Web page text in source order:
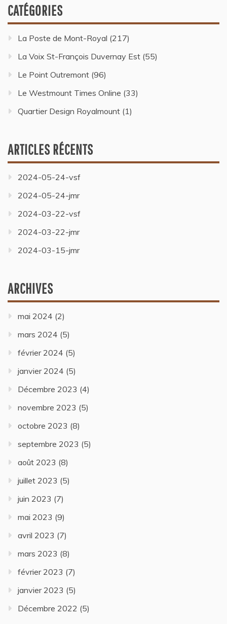
CATÉGORIES
La Poste de Mont-Royal (217)
La Voix St-François Duvernay Est (55)
Le Point Outremont (96)
Le Westmount Times Online (33)
Quartier Design Royalmount (1)
ARTICLES RÉCENTS
2024-05-24-vsf
2024-05-24-jmr
2024-03-22-vsf
2024-03-22-jmr
2024-03-15-jmr
ARCHIVES
mai 2024 (2)
mars 2024 (5)
février 2024 (5)
janvier 2024 (5)
Décembre 2023 (4)
novembre 2023 (5)
octobre 2023 (8)
septembre 2023 (5)
août 2023 (8)
juillet 2023 (5)
juin 2023 (7)
mai 2023 (9)
avril 2023 (7)
mars 2023 (8)
février 2023 (7)
janvier 2023 (5)
Décembre 2022 (5)